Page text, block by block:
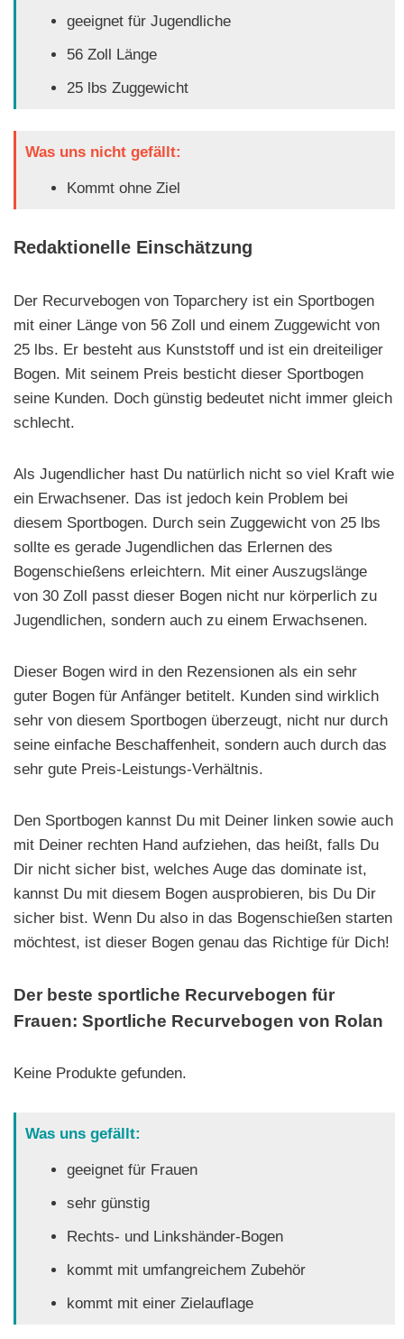
geeignet für Jugendliche
56 Zoll Länge
25 lbs Zuggewicht
Was uns nicht gefällt:
Kommt ohne Ziel
Redaktionelle Einschätzung
Der Recurvebogen von Toparchery ist ein Sportbogen
mit einer Länge von 56 Zoll und einem Zuggewicht von
25 lbs. Er besteht aus Kunststoff und ist ein dreiteiliger
Bogen. Mit seinem Preis besticht dieser Sportbogen
seine Kunden. Doch günstig bedeutet nicht immer gleich
schlecht.
Als Jugendlicher hast Du natürlich nicht so viel Kraft wie
ein Erwachsener. Das ist jedoch kein Problem bei
diesem Sportbogen. Durch sein Zuggewicht von 25 lbs
sollte es gerade Jugendlichen das Erlernen des
Bogenschießens erleichtern. Mit einer Auszugslänge
von 30 Zoll passt dieser Bogen nicht nur körperlich zu
Jugendlichen, sondern auch zu einem Erwachsenen.
Dieser Bogen wird in den Rezensionen als ein sehr
guter Bogen für Anfänger betitelt. Kunden sind wirklich
sehr von diesem Sportbogen überzeugt, nicht nur durch
seine einfache Beschaffenheit, sondern auch durch das
sehr gute Preis-Leistungs-Verhältnis.
Den Sportbogen kannst Du mit Deiner linken sowie auch
mit Deiner rechten Hand aufziehen, das heißt, falls Du
Dir nicht sicher bist, welches Auge das dominate ist,
kannst Du mit diesem Bogen ausprobieren, bis Du Dir
sicher bist. Wenn Du also in das Bogenschießen starten
möchtest, ist dieser Bogen genau das Richtige für Dich!
Der beste sportliche Recurvebogen für
Frauen: Sportliche Recurvebogen von Rolan
Keine Produkte gefunden.
Was uns gefällt:
geeignet für Frauen
sehr günstig
Rechts- und Linkshänder-Bogen
kommt mit umfangreichem Zubehör
kommt mit einer Zielauflage